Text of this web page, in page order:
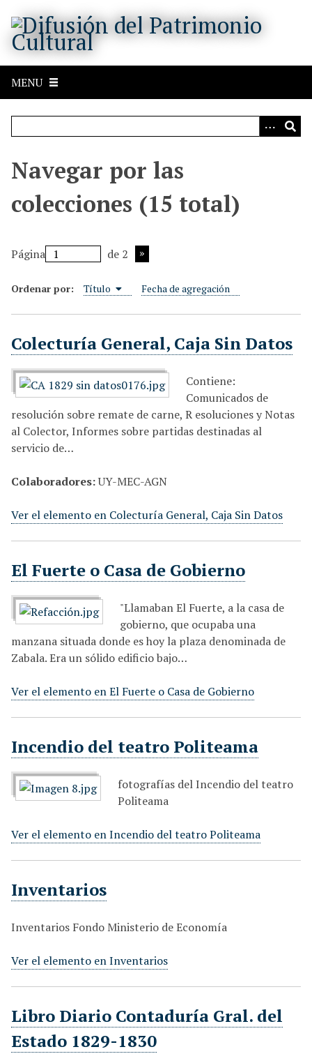
MENU
Navegar por las
colecciones (15 total)
Página de 2
Ordenar por: Título Fecha de agregación
Colecturía General, Caja Sin Datos
Contiene:
Comunicados de
resolución sobre remate de carne, R esoluciones y Notas
al Colector, Informes sobre partidas destinadas al
servicio de…
Colaboradores:UY-MEC-AGN
Ver el elemento en Colecturía General, Caja Sin Datos
El Fuerte o Casa de Gobierno
"Llamaban El Fuerte, a la casa de
gobierno, que ocupaba una
manzana situada donde es hoy la plaza denominada de
Zabala. Era un sólido edificio bajo…
Ver el elemento en El Fuerte o Casa de Gobierno
Incendio del teatro Politeama
fotografías del Incendio del teatro
Politeama
Ver el elemento en Incendio del teatro Politeama
Inventarios
Inventarios Fondo Ministerio de Economía
Ver el elemento en Inventarios
Libro Diario Contaduría Gral. del
Estado 1829-1830